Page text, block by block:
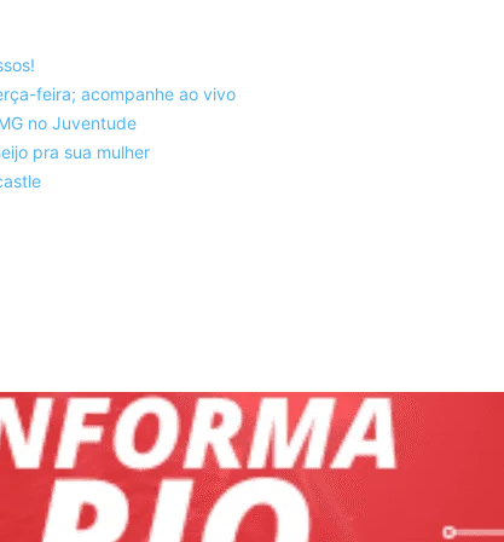
feira; acompanhe ao vivo
no Juventude
pra sua mulher